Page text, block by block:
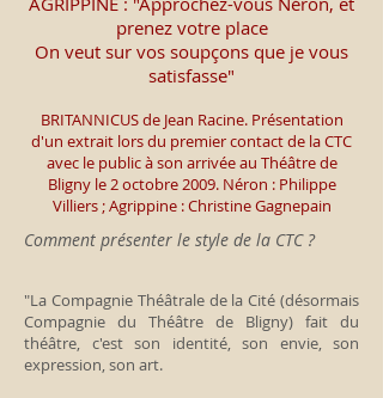
prenez votre place
On veut sur vos soupçons que je vous
satisfasse"
BRITANNICUS de Jean Racine. Présentation
d'un extrait lors du premier contact de la CTC
avec le public à son arrivée au Théâtre de
Bligny le 2 octobre 2009. Néron : Philippe
Villiers ; Agrippine : Christine Gagnepain
Comment présenter le style de la CTC ?
"La Compagnie Théâtrale de la Cité (désormais
Compagnie du Théâtre de Bligny) fait du
théâtre, c'est son identité, son envie, son
expression, son art.